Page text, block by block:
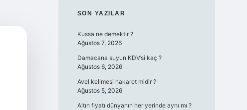
SIDEBAR
SON YAZILAR
Kussa ne demektir ?
Ağustos 7, 2026
Damacana suyun KDV’si kaç ?
Ağustos 6, 2026
Avel kelimesi hakaret midir ?
Ağustos 5, 2026
Altın fiyatı dünyanın her yerinde aynı mı ?